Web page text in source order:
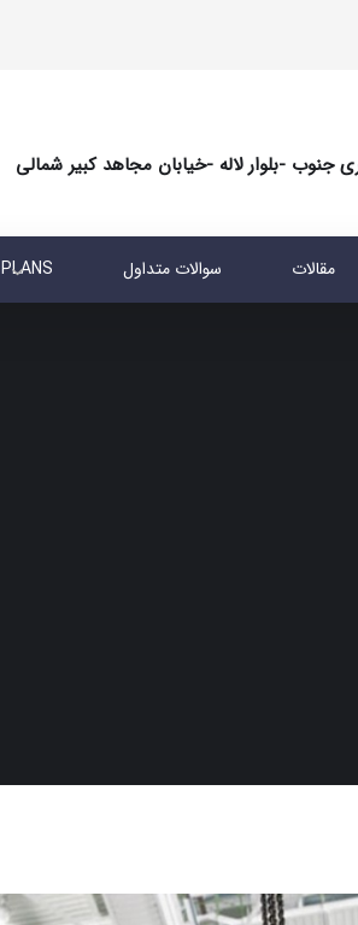
جنوب -بلوار لاله -خیابان مجاهد کبیر شمالی
مقالات سوالات متداول PLANS